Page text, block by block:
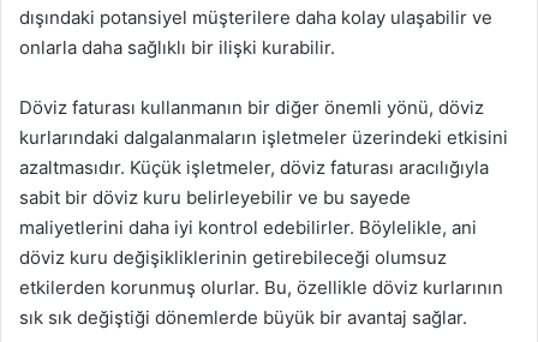
dışındaki potansiyel müşterilere daha kolay ulaşabilir ve
onlarla daha sağlıklı bir ilişki kurabilir.
Döviz faturası kullanmanın bir diğer önemli yönü, döviz
kurlarındaki dalgalanmaların işletmeler üzerindeki etkisini
azaltmasıdır. Küçük işletmeler, döviz faturası aracılığıyla
sabit bir döviz kuru belirleyebilir ve bu sayede
maliyetlerini daha iyi kontrol edebilirler. Böylelikle, ani
döviz kuru değişikliklerinin getirebileceği olumsuz
etkilerden korunmuş olurlar. Bu, özellikle döviz kurlarının
sık sık değiştiği dönemlerde büyük bir avantaj sağlar.